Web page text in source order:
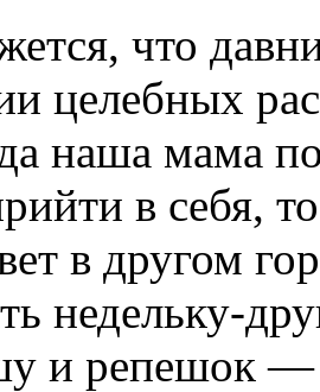
что
целеб­ных
наша мама
в себя,
в другом
недельку-
и репешок —